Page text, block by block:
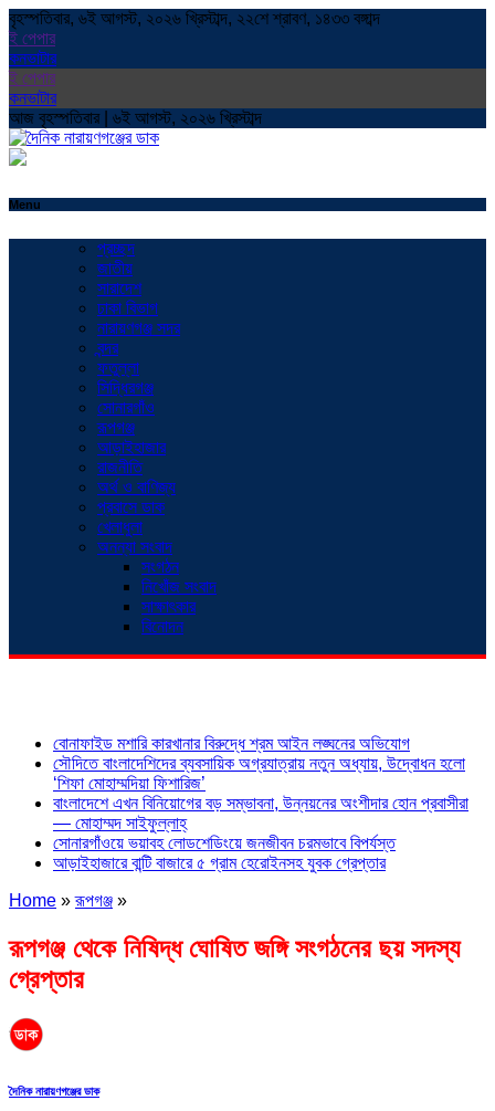
বৃহস্পতিবার, ৬ই আগস্ট, ২০২৬ খ্রিস্টাব্দ, ২২শে শ্রাবণ, ১৪৩৩ বঙ্গাব্দ
ই পেপার
কনভাটার
ই পেপার
কনভাটার
আজ বৃহস্পতিবার | ৬ই আগস্ট, ২০২৬ খ্রিস্টাব্দ
Menu
প্রচ্ছদ
জাতীয়
সারাদেশ
ঢাকা বিভাগ
নারায়ণগঞ্জ সদর
বন্দর
ফতুল্লা
সিদ্ধিরগঞ্জ
সোনারগাঁও
রূপগঞ্জ
আড়াইহাজার
রাজনীতি
অর্থ ও বাণিজ্য
প্রবাসে ডাক
খেলাধুলা
অনন্যা সংবাদ
সংগঠন
নিখোঁজ সংবাদ
সাক্ষাৎকার
বিনোদন
বোনাফাইড মশারি কারখানার বিরুদ্ধে শ্রম আইন লঙ্ঘনের অভিযোগ
সৌদিতে বাংলাদেশিদের ব্যবসায়িক অগ্রযাত্রায় নতুন অধ্যায়, উদ্বোধন হলো
‘শিফা মোহাম্মদিয়া ফিশারিজ’
বাংলাদেশে এখন বিনিয়োগের বড় সম্ভাবনা, উন্নয়নের অংশীদার হোন প্রবাসীরা
— মোহাম্মদ সাইফুল্লাহ্
সোনারগাঁওয়ে ভয়াবহ লোডশেডিংয়ে জনজীবন চরমভাবে বিপর্যস্ত
আড়াইহাজারে বান্টি বাজারে ৫ গ্রাম হেরোইনসহ যুবক গ্রেপ্তার
Home »রূপগঞ্জ »
রূপগঞ্জ থেকে নিষিদ্ধ ঘোষিত জঙ্গি সংগঠনের ছয় সদস্য
গ্রেপ্তার
দৈনিক নারায়ণগঞ্জের ডাক